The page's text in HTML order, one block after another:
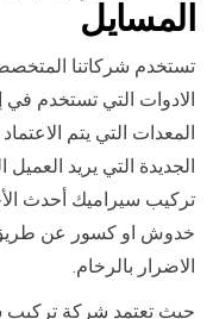
المسايل
تستخدم شركاتنا
الادوات التي تستخدم في
المعدات التي يتم
الجديدة التي يريد
تركيب سيراميك أحدث
خدوش او كسور عن طريق
الاضرار بالرخام.
حيث تعتمد شرِكة تركيب